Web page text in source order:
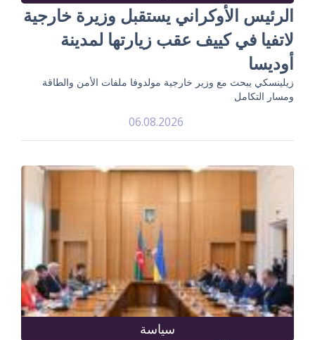
الرئيس الأوكراني يستقبل وزيرة خارجية
لاتفيا في كييف عقب زيارتها لمدينة
أوديسا
زيلينسكي يبحث مع وزير خارجية مولدوفا ملفات الأمن والطاقة
ومسار التكامل
06.08.2026
سياسة